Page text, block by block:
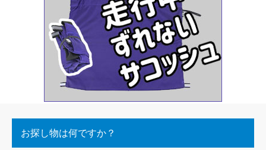
お探し物は何ですか？